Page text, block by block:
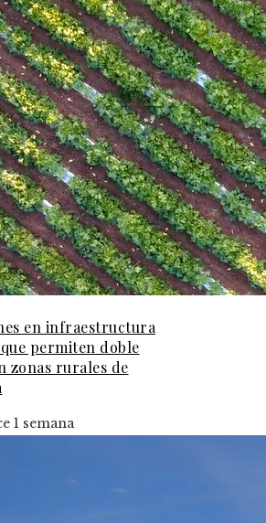
en infraestructura
permiten doble
zonas rurales de
1 semana